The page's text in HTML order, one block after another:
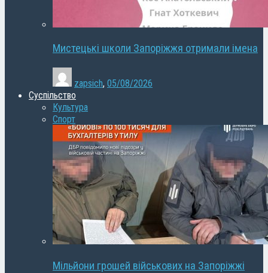
Мистецькі школи Запоріжжя отримали імена
zapsich, 05/08/2026
Суспільство
Культура
Спорт
Мільйони грошей військових на Запоріжжі